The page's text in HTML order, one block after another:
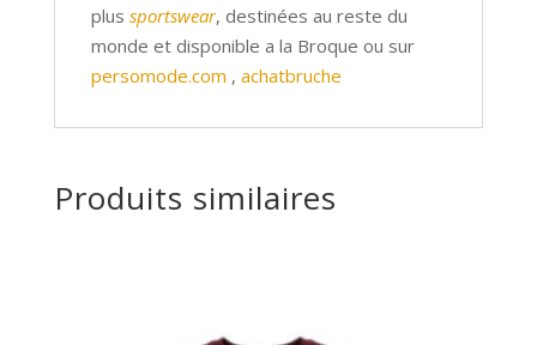
plus sportswear, destinées au reste du
monde et disponible a la Broque ou sur
persomode.com , achatbruche
Produits similaires